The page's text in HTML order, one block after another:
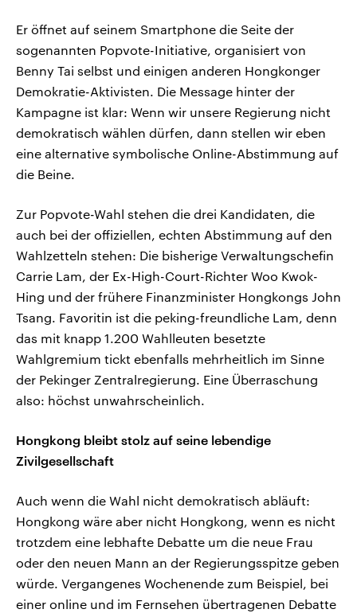
Er öffnet auf seinem Smartphone die Seite der
sogenannten Popvote-Initiative, organisiert von
Benny Tai selbst und einigen anderen Hongkonger
Demokratie-Aktivisten. Die Message hinter der
Kampagne ist klar: Wenn wir unsere Regierung nicht
demokratisch wählen dürfen, dann stellen wir eben
eine alternative symbolische Online-Abstimmung auf
die Beine.
Zur Popvote-Wahl stehen die drei Kandidaten, die
auch bei der offiziellen, echten Abstimmung auf den
Wahlzetteln stehen: Die bisherige Verwaltungschefin
Carrie Lam, der Ex-High-Court-Richter Woo Kwok-
Hing und der frühere Finanzminister Hongkongs John
Tsang. Favoritin ist die peking-freundliche Lam, denn
das mit knapp 1.200 Wahlleuten besetzte
Wahlgremium tickt ebenfalls mehrheitlich im Sinne
der Pekinger Zentralregierung. Eine Überraschung
also: höchst unwahrscheinlich.
Hongkong bleibt stolz auf seine lebendige
Zivilgesellschaft
Auch wenn die Wahl nicht demokratisch abläuft:
Hongkong wäre aber nicht Hongkong, wenn es nicht
trotzdem eine lebhafte Debatte um die neue Frau
oder den neuen Mann an der Regierungsspitze geben
würde. Vergangenes Wochenende zum Beispiel, bei
einer online und im Fernsehen übertragenen Debatte